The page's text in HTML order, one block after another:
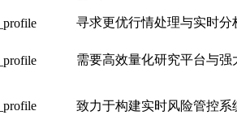
寻求更优行情处理与实时分
需要高效量化研究平台与强
致力于构建实时风险管控系